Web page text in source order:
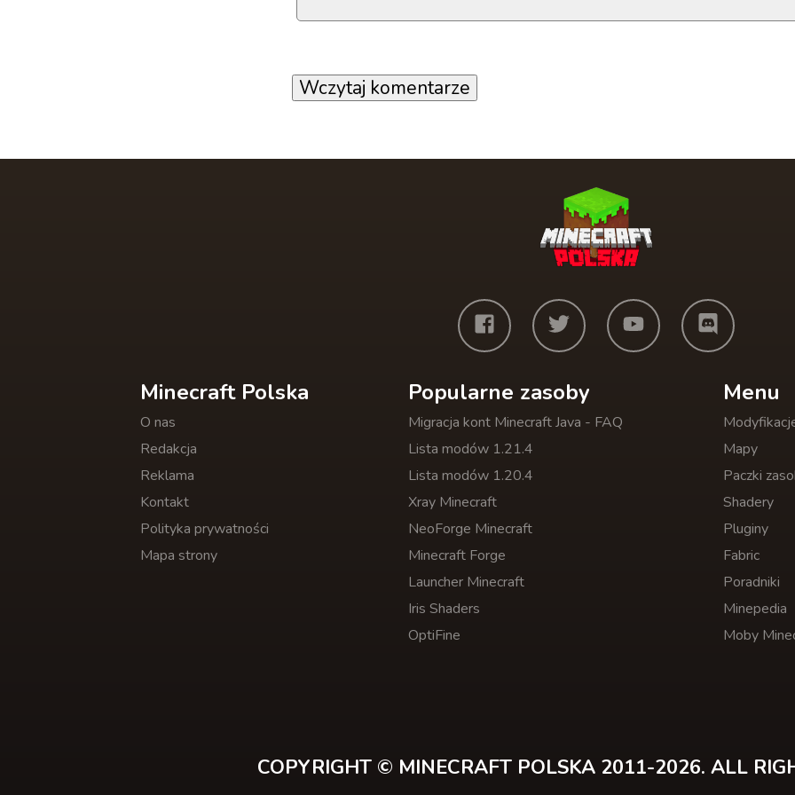
Wczytaj komentarze
Minecraft Polska
O nas
Redakcja
Reklama
Kontakt
Polityka prywatności
Mapa strony
Popularne zasoby
Migracja kont Minecraft Java - FAQ
Lista modów 1.21.4
Lista modów 1.20.4
Xray Minecraft
NeoForge Minecraft
Minecraft Forge
Launcher Minecraft
Iris Shaders
OptiFine
Menu
Mapy
Paczki
Shadery
Pluginy
Fabric
Poradniki
Minepedia
Moby
COPYRIGHT © MINECRAFT POLSKA 2011-2026. ALL